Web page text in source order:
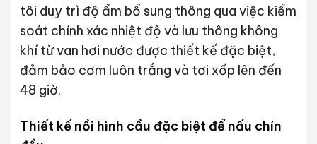
tôi duy trì độ ẩm bổ sung thông qua việc kiểm
soát chính xác nhiệt độ và lưu thông không
khí từ van hơi nước được thiết kế đặc biệt,
đảm bảo cơm luôn trắng và tơi xốp lên đến
48 giờ.
Thiết kế nồi hình cầu đặc biệt để nấu chín